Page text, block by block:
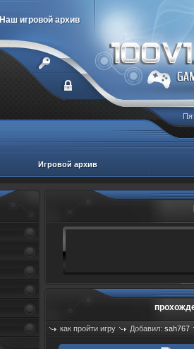
Наш игровой архив
Игровой архив
как пройти игру Добавил: sah767
Просмотров: 492